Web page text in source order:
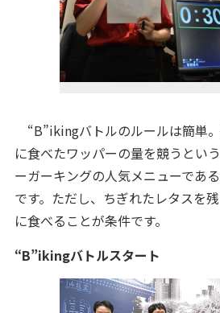
“B”ikingバトルのルールは簡単
に食べたワッパーの量を競うとい
ーガーキングの人気メニューであ
です。ただし、ちぎれたレタスを
に食べることが条件です。
“B”ikingバトルスタート